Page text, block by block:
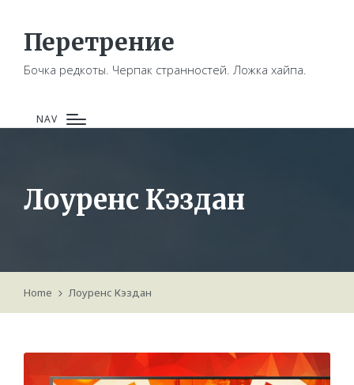
Перетрение
Бочка редкоты. Черпак странностей. Ложка хайпа.
NAV
Лоуренс Кэздан
Home Лоуренс Кэздан